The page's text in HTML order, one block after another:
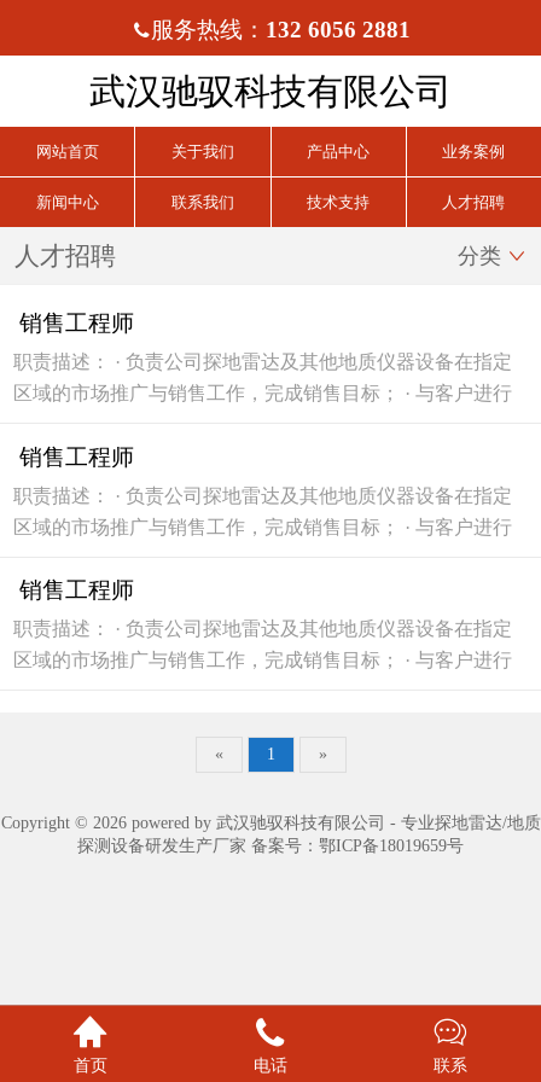
服务热线： 132 6056 2881
武汉驰驭科技有限公司
网站首页 关于我们 产品中心 业务案例
新闻中心 联系我们 技术支持 人才招聘
人才招聘 分类 
销售工程师
职责描述： · 负责公司探地雷达及其他地质仪器设备在指定
区域的市场推广与销售工作，完成销售目标； · 与客户进行
客户关系，拓展潜在客户资源，提升客户满意度； · 协同团
队完成市场调研及竞品分析，为产品优...
销售工程师
职责描述： · 负责公司探地雷达及其他地质仪器设备在指定
区域的市场推广与销售工作，完成销售目标； · 与客户进行
客户关系，拓展潜在客户资源，提升客户满意度； · 协同团
队完成市场调研及竞品分析，为产...
销售工程师
职责描述： · 负责公司探地雷达及其他地质仪器设备在指定
区域的市场推广与销售工作，完成销售目标； · 与客户进行
队完成市场调研及竞品分析，为产...
« 1 »
Copyright © 2026 powered by 武汉驰驭科技有限公司 - 专业探地雷达/地质
探测设备研发生产厂家 备案号： 鄂ICP备18019659号

首页

电话

联系